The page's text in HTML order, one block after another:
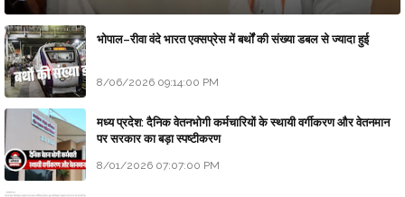
भोपाल–रीवा वंदे भारत एक्सप्रेस में बर्थों की संख्या डबल से ज्यादा हुई
8/06/2026 09:14:00 PM
मध्य प्रदेश: दैनिक वेतनभोगी कर्मचारियों के स्थायी वर्गीकरण और वेतनमान
पर सरकार का बड़ा स्पष्टीकरण
8/01/2026 07:07:00 PM